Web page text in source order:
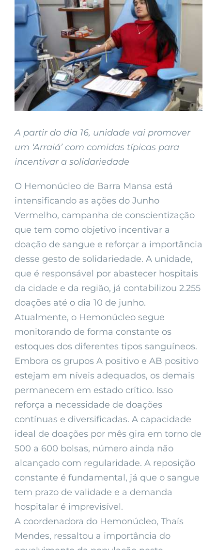
Larger
Image
A partir do dia 16, unidade vai promover
um ‘Arraiá’ com comidas típicas para
incentivar a solidariedade
O Hemonúcleo de Barra Mansa está
intensificando as ações do Junho
Vermelho, campanha de conscientização
que tem como objetivo incentivar a
doação de sangue e reforçar a importância
desse gesto de solidariedade. A unidade,
que é responsável por abastecer hospitais
da cidade e da região, já contabilizou 2.255
doações até o dia 10 de junho.
Atualmente, o Hemonúcleo segue
monitorando de forma constante os
estoques dos diferentes tipos sanguíneos.
Embora os grupos A positivo e AB positivo
estejam em níveis adequados, os demais
permanecem em estado crítico. Isso
reforça a necessidade de doações
contínuas e diversificadas. A capacidade
ideal de doações por mês gira em torno de
500 a 600 bolsas, número ainda não
alcançado com regularidade. A reposição
constante é fundamental, já que o sangue
tem prazo de validade e a demanda
hospitalar é imprevisível.
A coordenadora do Hemonúcleo, Thaís
Mendes, ressaltou a importância do